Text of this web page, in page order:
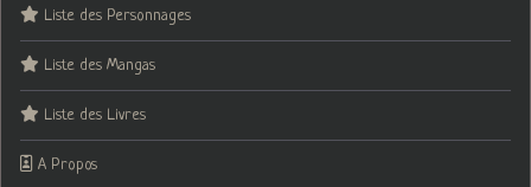
Liste des Personnages
Liste des Mangas
Liste des Livres
A Propos